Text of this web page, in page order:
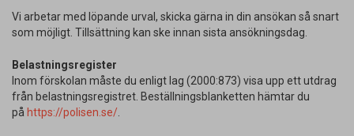
Vi arbetar med löpande urval, skicka gärna in din ansökan så snart
som möjligt. Tillsättning kan ske innan sista ansökningsdag.
Belastningsregister
Inom förskolan måste du enligt lag (2000:873) visa upp ett utdrag
från belastningsregistret. Beställningsblanketten hämtar du
på https://polisen.se/